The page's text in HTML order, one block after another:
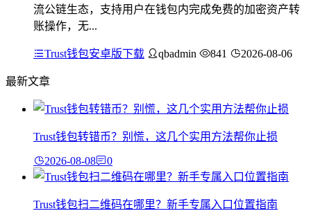
流公链生态，支持用户在钱包内完成免费的加密资产转
账操作，无...
Trust钱包安卓版下载 qbadmin 841 2026-08-06
最新文章
Trust钱包转错币？别慌，这几个实用方法帮你止损
2026-08-08 0
Trust钱包扫二维码在哪里？新手专属入口位置指南